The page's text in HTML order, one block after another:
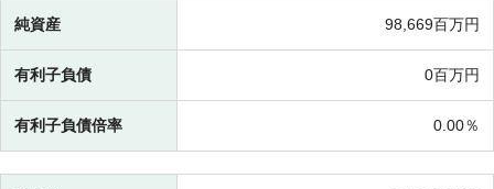
純資産 98,669百万円
有利子負債 0百万円
有利子負債倍率 0.00％